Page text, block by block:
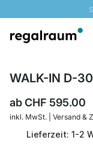
WALK-IN D-
abCHF 595.00
inkl. MwSt. | Versand &
Lieferzeit: 1-2